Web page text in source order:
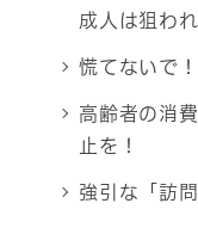
成人は狙わ
慌てないで
高齢者の消
止を！
強引な「訪